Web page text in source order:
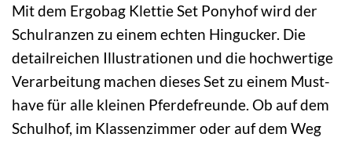
Mit dem Ergobag Klettie Set Ponyhof wird der
Schulranzen zu einem echten Hingucker. Die
detailreichen Illustrationen und die hochwertige
Verarbeitung machen dieses Set zu einem Must-
have für alle kleinen Pferdefreunde. Ob auf dem
Schulhof, im Klassenzimmer oder auf dem Weg